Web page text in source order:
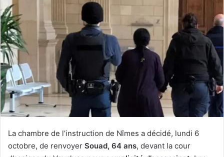
La chambre de l’instruction de Nîmes a décidé, lundi 6
octobre, de renvoyer Souad, 64 ans, devant la cour